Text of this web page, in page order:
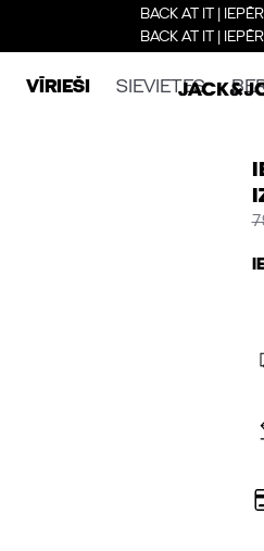
BACK AT IT |
BACK AT IT |
VĪRIEŠI SIEVIETES